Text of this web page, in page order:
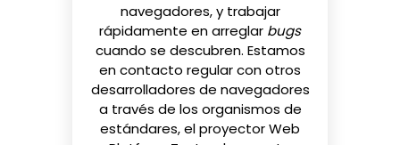
navegadores, y trabajar
rápidamente en arreglar bugs
cuando se descubren. Estamos
en contacto regular con otros
desarrolladores de navegadores
a través de los organismos de
estándares, el proyector Web